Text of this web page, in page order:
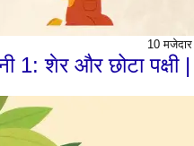
10 मजेदार
1: शेर और छोटा पक्षी |